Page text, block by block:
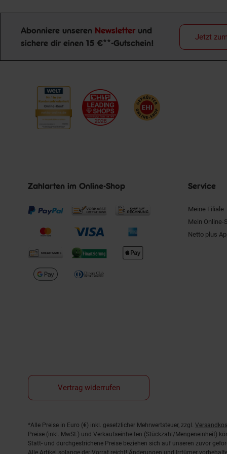
Newsletter Anmeldung
Abonniere unseren Newsletter und
sichere dir einen 15 €**-Gutschein!
Jetzt
Zahlarten im Online-Shop Service
Meine Filiale
Mein Online-
Netto plus
Vertrag widerrufen
Fußnoten
*Alle Preise in Euro (€) inkl. gesetzlicher Mehrwertsteuer, zzgl.
Preise (inkl. MwSt.) und Verkaufseinheiten (Stückzahl/Mengeneinheit)
Statt- und durchgestrichene Preise beziehen sich auf unseren zuvor
Alle Artikel solange der Vorrat reicht! Änderungen und Irrtümer